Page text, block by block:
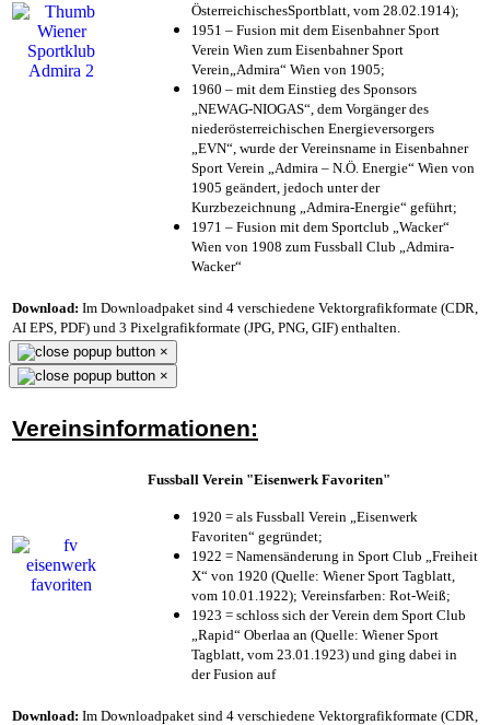
ÖsterreichischesSportblatt, vom 28.02.1914);
1951 – Fusion mit dem Eisenbahner Sport
Verein Wien zum Eisenbahner Sport
Verein„Admira“ Wien von 1905;
1960 – mit dem Einstieg des Sponsors
„NEWAG-NIOGAS“, dem Vorgänger des
niederösterreichischen Energieversorgers
„EVN“, wurde der Vereinsname in Eisenbahner
Sport Verein „Admira – N.Ö. Energie“ Wien von
1905 geändert, jedoch unter der
Kurzbezeichnung „Admira-Energie“ geführt;
1971 – Fusion mit dem Sportclub „Wacker“
Wien von 1908 zum Fussball Club „Admira-
Wacker“
Download: Im Downloadpaket sind 4 verschiedene Vektorgrafikformate (CDR,
AI EPS, PDF) und 3 Pixelgrafikformate (JPG, PNG, GIF) enthalten.
×
×
Vereinsinformationen:
Fussball Verein "Eisenwerk Favoriten"
1920 = als Fussball Verein „Eisenwerk
Favoriten“ gegründet;
1922 = Namensänderung in Sport Club „Freiheit
X“ von 1920 (Quelle: Wiener Sport Tagblatt,
vom 10.01.1922); Vereinsfarben: Rot-Weiß;
1923 = schloss sich der Verein dem Sport Club
„Rapid“ Oberlaa an (Quelle: Wiener Sport
Tagblatt, vom 23.01.1923) und ging dabei in
der Fusion auf
Download: Im Downloadpaket sind 4 verschiedene Vektorgrafikformate (CDR,